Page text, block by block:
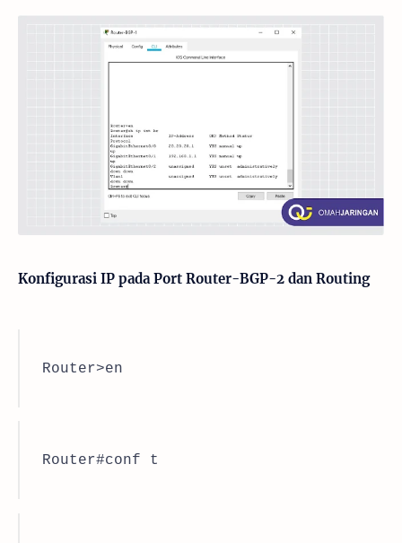
Konfigurasi IP pada Port Router-BGP-2 dan Routing
Router>en
Router#conf t